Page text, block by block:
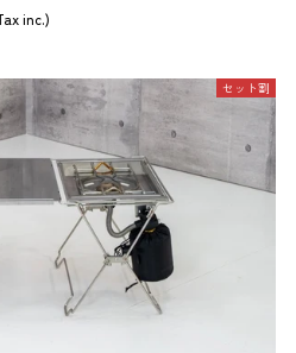
inc.)
セット割